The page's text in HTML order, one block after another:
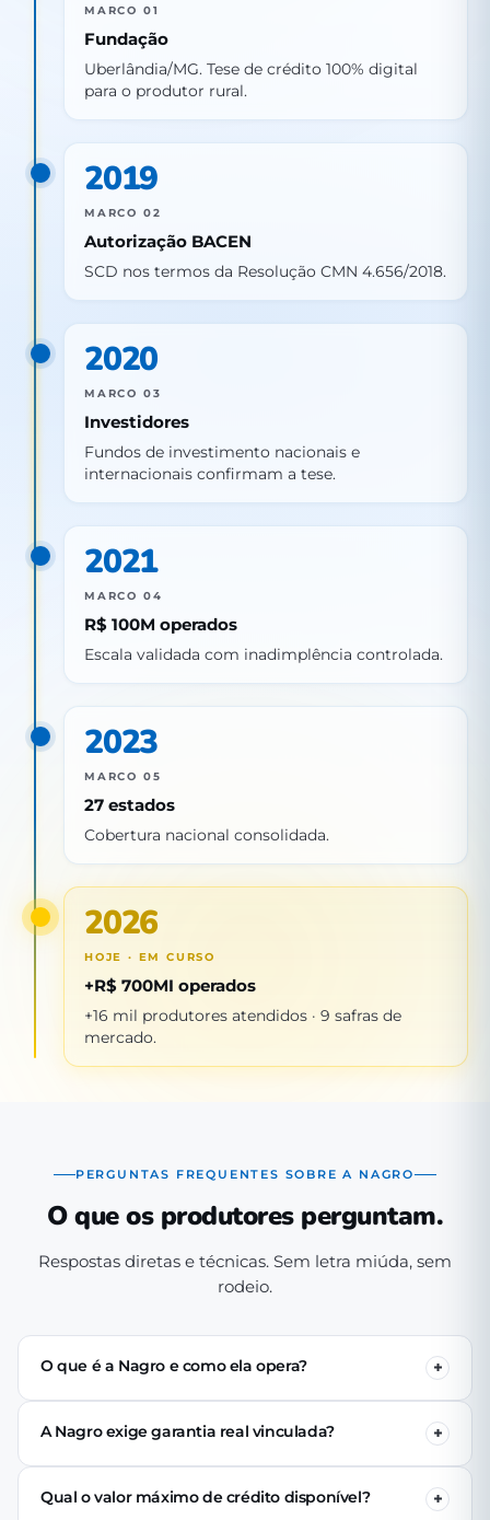
MARCO 01
Fundação
Uberlândia/MG. Tese de crédito 100% digital
para o produtor rural.
2019
MARCO 02
Autorização BACEN
SCD nos termos da Resolução CMN 4.656/2018.
2020
MARCO 03
Investidores
Fundos de investimento nacionais e
internacionais confirmam a tese.
2021
MARCO 04
R$ 100M operados
Escala validada com inadimplência controlada.
2023
MARCO 05
27 estados
Cobertura nacional consolidada.
2026
HOJE · EM CURSO
+R$ 700MI operados
+16 mil produtores atendidos · 9 safras de
mercado.
PERGUNTAS FREQUENTES SOBRE A NAGRO
O que os produtores perguntam.
Respostas diretas e técnicas. Sem letra miúda, sem
rodeio.
O que é a Nagro e como ela opera?
A Nagro é uma Sociedade de Crédito Direto (SCD)
autorizada pelo Banco Central, especializada em crédito
se cadastra pelo app, passa pela análise técnica de perfil
produtivo e (se aprovado) recebe o crédito via PIX em até
A Nagro exige garantia real vinculada?
Não. Nenhuma linha de crédito da Nagro exige penhor
de terra, rebanho ou maquinário. A análise é baseada no
perfil produtivo do tomador — histórico, capacidade de
Qual o valor máximo de crédito disponível?